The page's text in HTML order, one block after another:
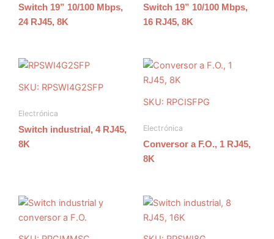
Switch 19” 10/100 Mbps,
24 RJ45, 8K
Switch 19” 10/100 Mbps,
16 RJ45, 8K
SKU: RPSWI4G2SFP
Electrónica
Switch industrial, 4 RJ45,
8K
SKU: RPCISFPG
Electrónica
Conversor a F.O., 1 RJ45,
8K